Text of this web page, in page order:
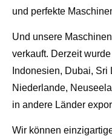
und perfekte
Und unsere
verkauft. Derzeit
Indonesien, Dubai,
Niederlande,
in andere Länder
Wir können